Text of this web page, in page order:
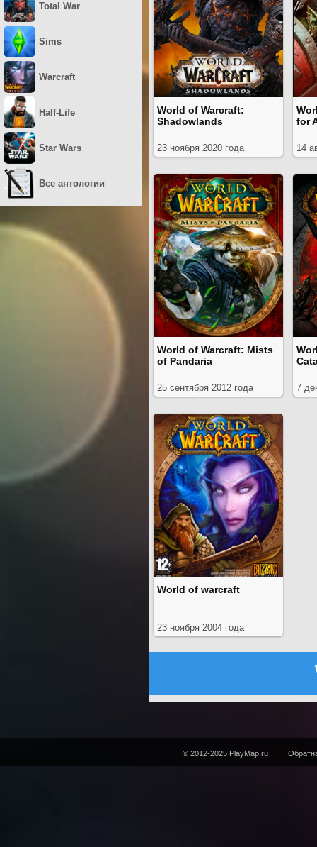
World of Warcraft:
Shadowlands
23 ноября 2020 года
for
14
World of Warcraft: Mists
of Pandaria
25 сентября 2012 года 7
World of warcraft
23 ноября 2004 года
Total War
Sims
Warcraft
Half-Life
Star Wars
Все антологии
© 2012-2025 PlayMap.ru